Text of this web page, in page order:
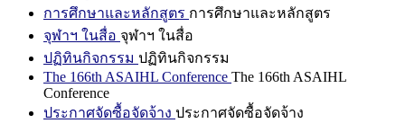
การศึกษาและหลักสูตร การศึกษาและหลักสูตร
จุฬาฯ ในสื่อ จุฬาฯ ในสื่อ
ปฏิทินกิจกรรม ปฏิทินกิจกรรม
The 166th ASAIHL Conference The 166th ASAIHL
Conference
ประกาศจัดซื้อจัดจ้าง ประกาศจัดซื้อจัดจ้าง